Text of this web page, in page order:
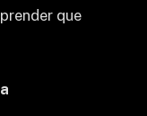
que